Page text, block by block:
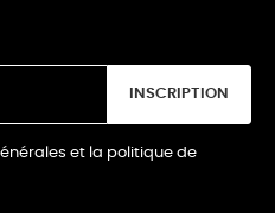
INSCRIPTION
et la politique de